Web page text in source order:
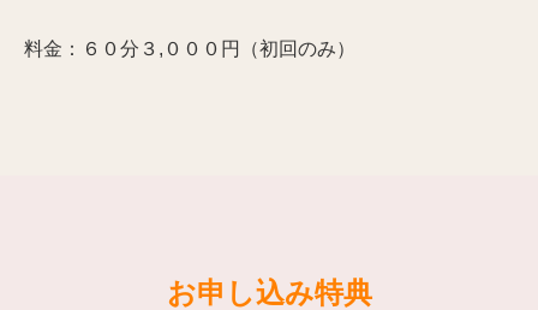
料金：６０分３,０００円（初回のみ）
お申し込み特典